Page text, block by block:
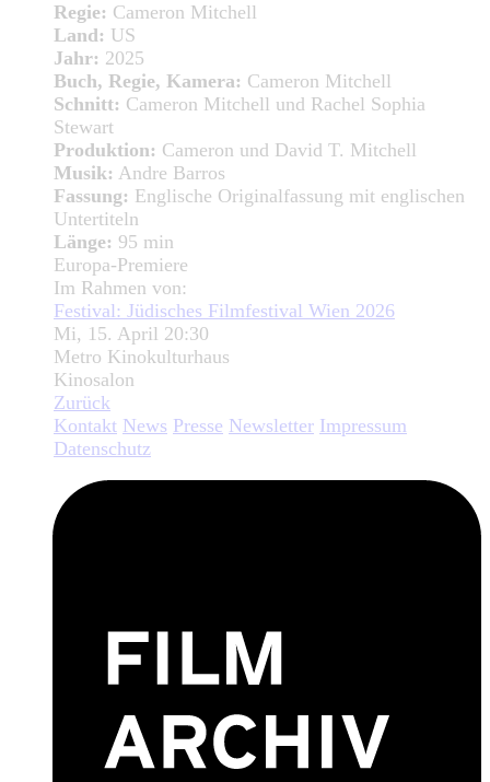
Regie: Cameron Mitchell
Land: US
Jahr: 2025
Buch, Regie, Kamera: Cameron Mitchell
Schnitt: Cameron Mitchell und Rachel Sophia
Stewart
Produktion: Cameron und David T. Mitchell
Musik: Andre Barros
Fassung: Englische Originalfassung mit englischen
Untertiteln
Länge: 95 min
Europa-Premiere
Im Rahmen von:
Festival: Jüdisches Filmfestival Wien 2026
Mi, 15. April 20:30
Metro Kinokulturhaus
Kinosalon
Zurück
Kontakt News Presse Newsletter Impressum
Datenschutz